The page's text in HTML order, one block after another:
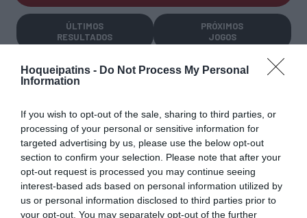
Hoqueipatins - Do Not Process My Personal
Information
If you wish to opt-out of the sale, sharing to third parties, or
processing of your personal or sensitive information for
targeted advertising by us, please use the below opt-out
section to confirm your selection. Please note that after your
opt-out request is processed you may continue seeing
interest-based ads based on personal information utilized by
us or personal information disclosed to third parties prior to
your opt-out. You may separately opt-out of the further
ÚLTIMOS
RESULTADOS
PRÓXIMOS
JOGOS
RESULTADOS
DO DIA
NOMEAÇÕES
DE ÁRBITROS
COMPETIÇÕESNACIONAIS